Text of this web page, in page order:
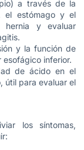
a través de la
el estómago y el
hernia y evaluar
y la función de
esofágico inferior.
de ácido en el
útil para evaluar el
los síntomas,